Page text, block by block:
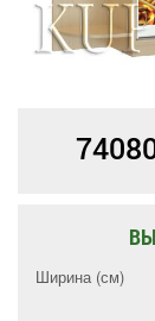
Ширина (см)